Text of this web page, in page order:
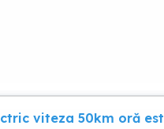
viteza 50km oră